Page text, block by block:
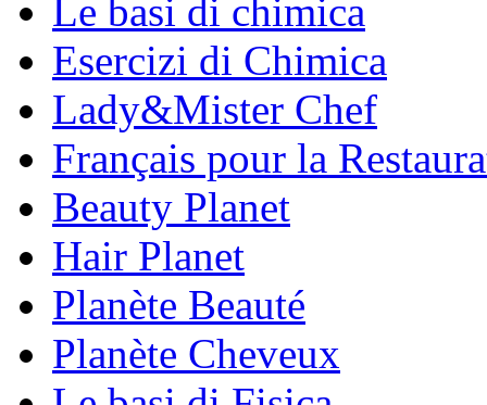
Le basi di chimica
Esercizi di Chimica
Lady&Mister Chef
Français pour la
Beauty Planet
Hair Planet
Planète Beauté
Planète Cheveux